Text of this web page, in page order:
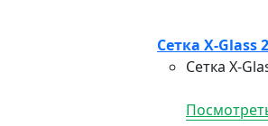
Сетка X-
Сетка X-